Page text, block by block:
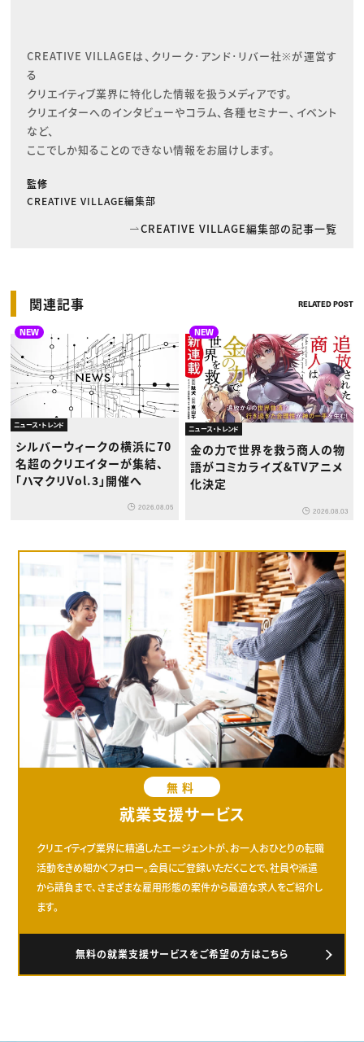
CREATIVE VILLAGEは、クリーク･アンド･リバー社※が運営す
る
クリエイティブ業界に特化した情報を扱うメディアです。
クリエイターへのインタビューやコラム、各種セミナー、イベント
など、
ここでしか知ることのできない情報をお届けします。
監修
CREATIVE VILLAGE編集部
CREATIVE VILLAGE編集部の記事一覧
関連記事 RELATED POST
NEW
ニュース・トレンド
シルバーウィークの横浜に70
名超のクリエイターが集結、
「ハマクリVol.3」開催へ
2026.08.05
NEW
ニュース・トレンド
金の力で世界を救う商人の物
語がコミカライズ&TVアニメ
化決定
2026.08.03
無料
就業支援サービス
クリエイティブ業界に精通したエージェントが、お一人おひとりの転職
活動をきめ細かくフォロー。会員にご登録いただくことで、社員や派遣
から請負まで、さまざまな雇用形態の案件から最適な求人をご紹介し
ます。
無料の就業支援サービスをご希望の方はこちら